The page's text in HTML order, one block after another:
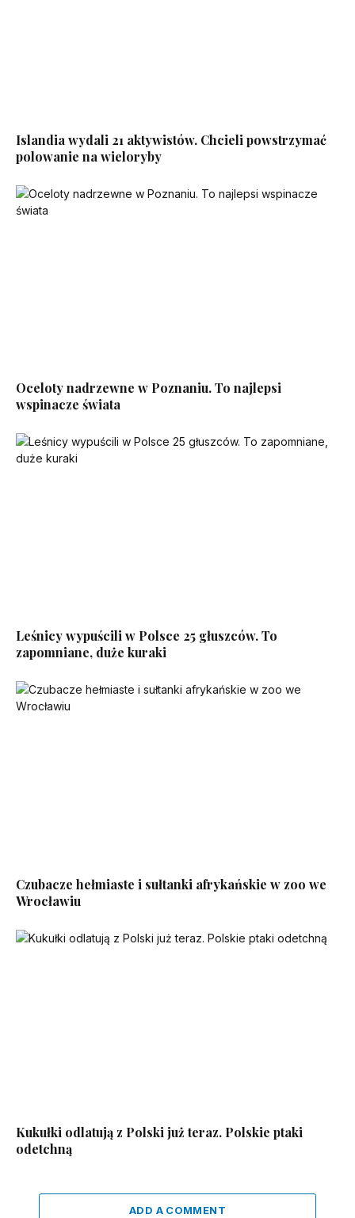
Islandia wydali 21 aktywistów. Chcieli powstrzymać
polowanie na wieloryby
Oceloty nadrzewne w Poznaniu. To najlepsi
wspinacze świata
Leśnicy wypuścili w Polsce 25 głuszców. To
zapomniane, duże kuraki
Czubacze hełmiaste i sułtanki afrykańskie w zoo we
Wrocławiu
Kukułki odlatują z Polski już teraz. Polskie ptaki
odetchną
ADD A COMMENT